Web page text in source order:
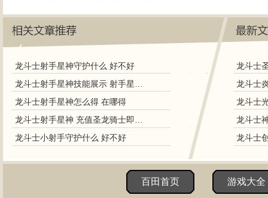
龙斗士射手星神守护什么 好不好
龙斗士射手星神技能展示 射手星神解析
龙斗士射手星神怎么得 在哪得
龙斗士射手星神 充值圣龙骑士即可领取
龙斗士小射手守护什么 好不好
百田首页 游戏大全